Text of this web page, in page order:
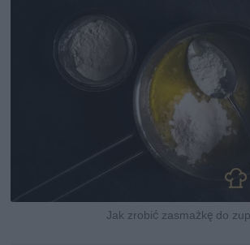
Jak zrobić zasmażkę do